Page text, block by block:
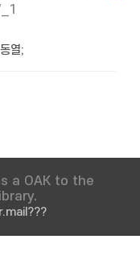
열;
a OAK to the